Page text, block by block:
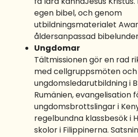
egen bibel, och genom
utbildningsmaterialet
åldersanpassad
Ungdomar
Tältmissionen gör en rad
med cellgruppsmöten och
ungdomsledarutbildning i
Rumänien, evangelisation
ungdomsbrottslingar i
regelbundna klassbesök i
skolor i Filippinerna.